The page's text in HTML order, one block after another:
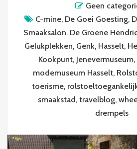
Geen
C-mine, De Goei Goesting,
Smaaksalon. De Groene
Gelukplekken, Genk, Hasselt,
Kookpunt, Jenevermuseum,
modemuseum Hasselt,
toerisme,
smaakstad, travelblog,
drempels